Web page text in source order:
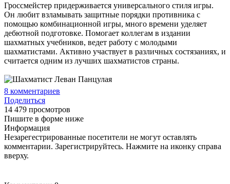
Гроссмейстер придерживается универсального стиля игры.
Он любит взламывать защитные порядки противника с
помощью комбинационной игры, много времени уделяет
дебютной подготовке. Помогает коллегам в издании
шахматных учебников, ведет работу с молодыми
шахматистами. Активно участвует в различных состязаниях, и
считается одним из лучших шахматистов страны.
8 комментариев
Поделиться
14 479 просмотров
Пишите в форме ниже
Информация
Незарегестрированные посетители не могут оставлять
комментарии. Зарегистрируйтесь. Нажмите на иконку справа
вверху.